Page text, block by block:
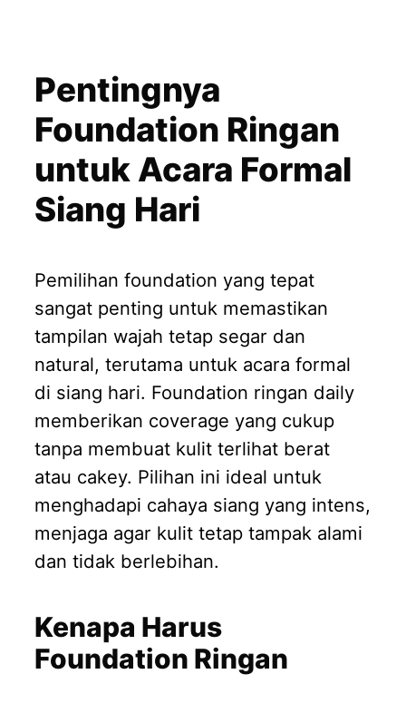
Pentingnya
Foundation Ringan
untuk Acara Formal
Siang Hari
Pemilihan foundation yang tepat
sangat penting untuk memastikan
tampilan wajah tetap segar dan
natural, terutama untuk acara formal
di siang hari. Foundation ringan daily
memberikan coverage yang cukup
tanpa membuat kulit terlihat berat
atau cakey. Pilihan ini ideal untuk
menghadapi cahaya siang yang intens,
menjaga agar kulit tetap tampak alami
dan tidak berlebihan.
Kenapa Harus
Foundation Ringan